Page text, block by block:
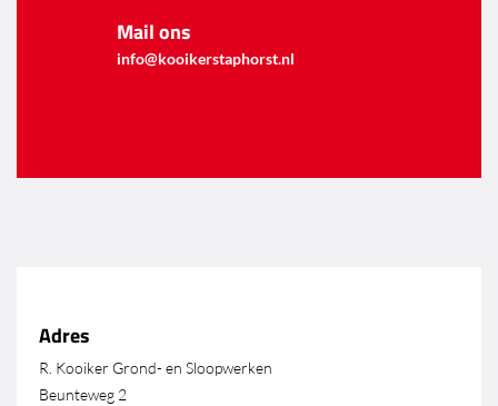
Mail ons
info@kooikerstaphorst.nl
Adres
R. Kooiker Grond- en Sloopwerken
Beunteweg 2